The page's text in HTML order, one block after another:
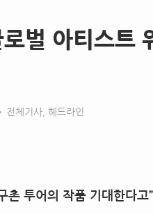
벌 아티스트
전체기사 헤드라인
촌 투어의 작품 기대한다고”